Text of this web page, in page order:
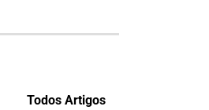
Todos Artigos